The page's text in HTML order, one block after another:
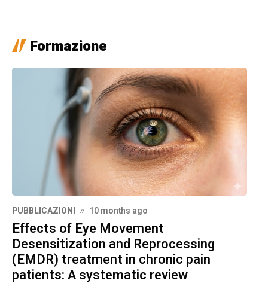
Formazione
PUBBLICAZIONI 10 months ago
Effects of Eye Movement
Desensitization and Reprocessing
(EMDR) treatment in chronic pain
patients: A systematic review